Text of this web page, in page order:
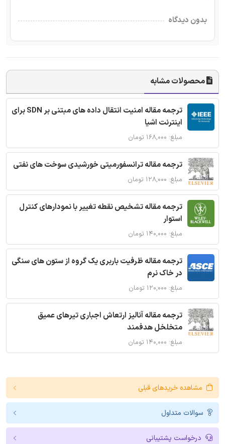
بدون دیدگاه
محصولات مشابه
ترجمه مقاله امنیت انتقال داده های مبتنی بر SDN برای
اینترنت اشیا
مبلغ: ۱۶۸,۰۰۰ تومان
ترجمه مقاله ترانسفورمیتی خورشیدی سوخت های نفتی
مبلغ: ۱۲۸,۰۰۰ تومان
ترجمه مقاله تشخیص نقطه تغییر با نمودارهای کنترل
استوار
مبلغ: ۱۴۰,۰۰۰ تومان
ترجمه مقاله ظرفیت باربری یک گروه از ستون های سنگی
در خاک نرم
مبلغ: ۱۲۰,۰۰۰ تومان
ترجمه مقاله آنالیز ارتعاش اجباری تیرهای عمیق
متخلخل هدفمند
مبلغ: ۱۴۰,۰۰۰ تومان
مشاهده خریدهای قبلی
سوالات متداول
درخواست پشتیبانی